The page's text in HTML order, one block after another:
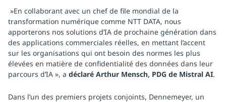
»En collaborant avec un chef de file mondial de la
transformation numérique comme NTT DATA, nous
apporterons nos solutions d’IA de prochaine génération dans
des applications commerciales réelles, en mettant l’accent
sur les organisations qui ont besoin des normes les plus
élevées en matière de confidentialité des données dans leur
parcours d’IA », a déclaré Arthur Mensch, PDG de Mistral AI.
Dans l’un des premiers projets conjoints, Dennemeyer, un